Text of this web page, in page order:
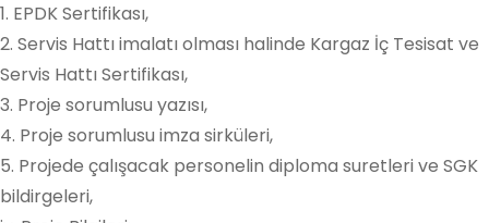
1. EPDK Sertifikası,
2. Servis Hattı imalatı olması halinde Kargaz İç Tesisat ve
Servis Hattı Sertifikası,
3. Proje sorumlusu yazısı,
4. Proje sorumlusu imza sirküleri,
5. Projede çalışacak personelin diploma suretleri ve SGK
bildirgeleri,